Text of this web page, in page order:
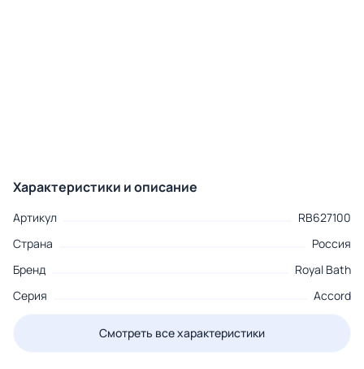
Характеристики и описание
Артикул
RB627100
Страна
Россия
Бренд
Royal Bath
Серия
Accord
Смотреть все характеристики